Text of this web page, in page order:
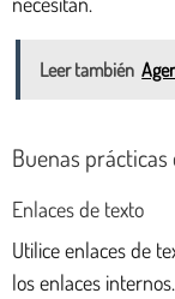
Leer también
Buenas
Enlaces de texto
Utilice enlaces de
los enlaces